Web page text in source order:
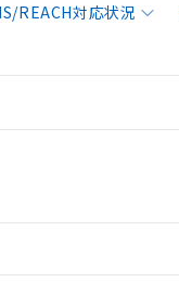
REACH対応状況